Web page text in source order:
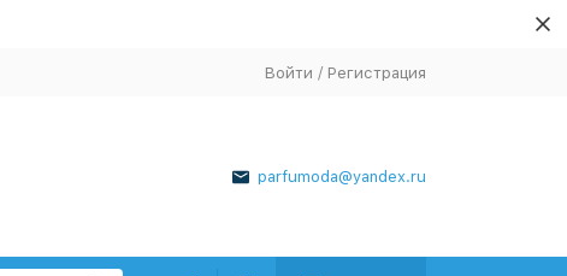
Войти / Регистрация
parfumoda@yandex.ru